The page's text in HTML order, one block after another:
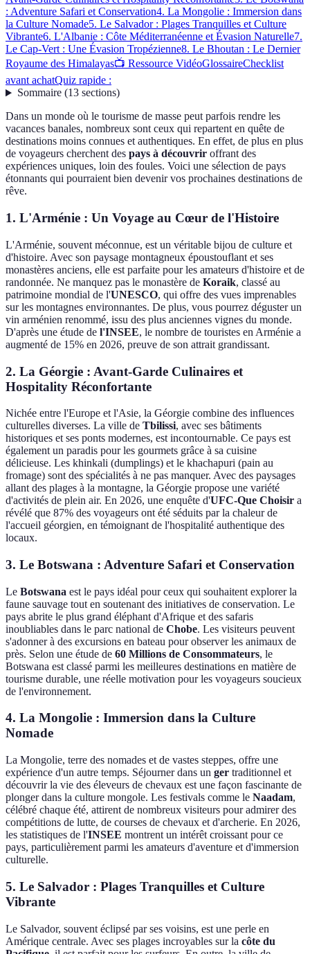
: Adventure Safari et Conservation4. La Mongolie : Immersion dans
la Culture Nomade5. Le Salvador : Plages Tranquilles et Culture
Vibrante6. L'Albanie : Côte Méditerranéenne et Évasion Naturelle7.
Le Cap-Vert : Une Évasion Tropézienne8. Le Bhoutan : Le Dernier
Royaume des Himalayas📺 Ressource VidéoGlossaireChecklist
avant achatQuiz rapide :
Sommaire(13 sections)
Dans un monde où le tourisme de masse peut parfois rendre les
vacances banales, nombreux sont ceux qui repartent en quête de
destinations moins connues et authentiques. En effet, de plus en plus
de voyageurs cherchent des pays à découvrir offrant des
expériences uniques, loin des foules. Voici une sélection de pays
étonnants qui pourraient bien devenir vos prochaines destinations de
rêve.
1. L'Arménie : Un Voyage au Cœur de l'Histoire
L'Arménie, souvent méconnue, est un véritable bijou de culture et
d'histoire. Avec son paysage montagneux époustouflant et ses
monastères anciens, elle est parfaite pour les amateurs d'histoire et de
randonnée. Ne manquez pas le monastère de Koraik, classé au
patrimoine mondial de l'UNESCO, qui offre des vues imprenables
sur les montagnes environnantes. De plus, vous pourrez déguster un
vin arménien renommé, issu des plus anciennes vignes du monde.
D'après une étude de l'INSEE, le nombre de touristes en Arménie a
augmenté de 15% en 2026, preuve de son attrait grandissant.
2. La Géorgie : Avant-Garde Culinaires et
Hospitality Réconfortante
Nichée entre l'Europe et l'Asie, la Géorgie combine des influences
culturelles diverses. La ville de Tbilissi, avec ses bâtiments
historiques et ses ponts modernes, est incontournable. Ce pays est
également un paradis pour les gourmets grâce à sa cuisine
délicieuse. Les khinkali (dumplings) et le khachapuri (pain au
fromage) sont des spécialités à ne pas manquer. Avec des paysages
allant des plages à la montagne, la Géorgie propose une variété
d'activités de plein air. En 2026, une enquête d'UFC-Que Choisir a
révélé que 87% des voyageurs ont été séduits par la chaleur de
l'accueil géorgien, en témoignant de l'hospitalité authentique des
locaux.
3. Le Botswana : Adventure Safari et Conservation
Le Botswana est le pays idéal pour ceux qui souhaitent explorer la
faune sauvage tout en soutenant des initiatives de conservation. Le
pays abrite le plus grand éléphant d'Afrique et des safaris
inoubliables dans le parc national de Chobe. Les visiteurs peuvent
s'adonner à des excursions en bateau pour observer les animaux de
près. Selon une étude de 60 Millions de Consommateurs, le
Botswana est classé parmi les meilleures destinations en matière de
tourisme durable, une réelle motivation pour les voyageurs soucieux
de l'environnement.
4. La Mongolie : Immersion dans la Culture
Nomade
La Mongolie, terre des nomades et de vastes steppes, offre une
expérience d'un autre temps. Séjourner dans un ger traditionnel et
découvrir la vie des éleveurs de chevaux est une façon fascinante de
plonger dans la culture mongole. Les festivals comme le Naadam,
célébré chaque été, attirent de nombreux visiteurs pour admirer des
compétitions de lutte, de courses de chevaux et d'archerie. En 2026,
les statistiques de l'INSEE montrent un intérêt croissant pour ce
pays, particulièrement parmi les amateurs d'aventure et d'immersion
culturelle.
5. Le Salvador : Plages Tranquilles et Culture
Vibrante
Le Salvador, souvent éclipsé par ses voisins, est une perle en
Amérique centrale. Avec ses plages incroyables sur la côte du